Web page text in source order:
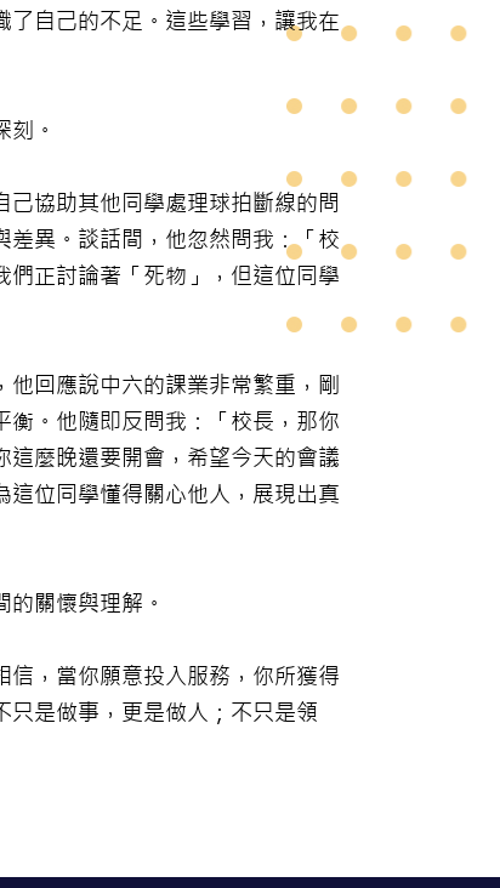
自己的不足。這些學習，讓我在
。
協助其他同學處理球拍斷線的問
異。談話間，他忽然問我：「校
正討論著「死物」，但這位同學
回應說中六的課業非常繁重，剛
。他隨即反問我：「校長，那你
麼晚還要開會，希望今天的會議
位同學懂得關心他人，展現出真
關懷與理解。
，當你願意投入服務，你所獲得
是做事，更是做人；不只是領